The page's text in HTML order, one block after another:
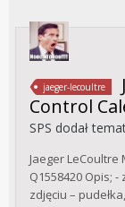
jaeger-lecoultre
Control
SPS dodał
Jaeger
Q1558420 Opis;
zdjęciu –